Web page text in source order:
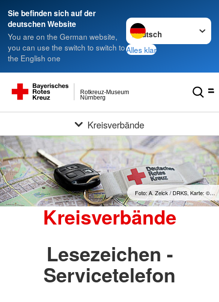
Sie befinden sich auf der
deutschen Website
You are on the German website,
you can use the switch to switch to
the English one
Sprache wechseln zu
Alles klar
Nürnberg
Rotkreuz-Museum
Kreisverbände
Foto: A. Zelck / DRKS, Karte: ©…
Kreisverbände
Lesezeichen -
Servicetelefon